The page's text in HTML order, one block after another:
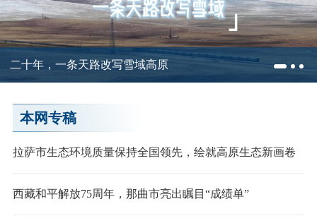
二十年，一条天路改写雪域高原
本网专稿
拉萨市生态环境质量保持全国领先，绘就高原生态新画卷
西藏和平解放75周年，那曲市亮出瞩目“成绩单”